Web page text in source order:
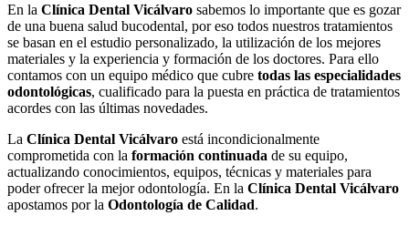
En la Clínica Dental Vicálvaro sabemos lo importante que es gozar
de una buena salud bucodental, por eso todos nuestros tratamientos
se basan en el estudio personalizado, la utilización de los mejores
materiales y la experiencia y formación de los doctores. Para ello
contamos con un equipo médico que cubre todas las especialidades
odontológicas, cualificado para la puesta en práctica de tratamientos
acordes con las últimas novedades.
La Clínica Dental Vicálvaro está incondicionalmente
comprometida con la formación continuada de su equipo,
actualizando conocimientos, equipos, técnicas y materiales para
poder ofrecer la mejor odontología. En la Clínica Dental Vicálvaro
apostamos por la Odontología de Calidad.